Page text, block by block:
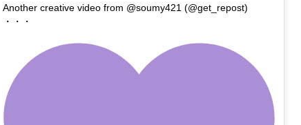
Another creative video from @soumy421 (@get_repost)
・・・